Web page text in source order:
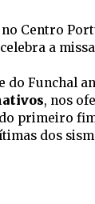
Centro
a
do Funchal
, nos
primeiro
dos